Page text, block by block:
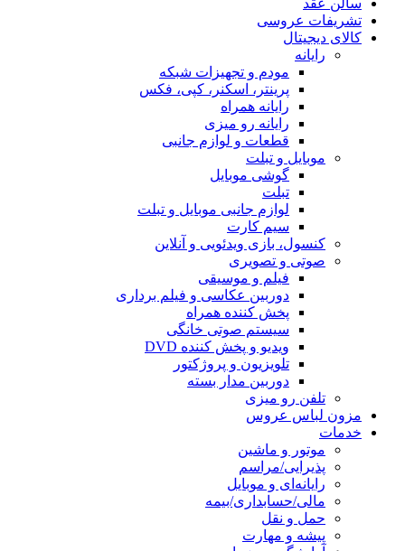
سالن عقد
تشریفات عروسی
کالای دیجیتال
رایانه
مودم و تجهیزات شبکه
پرینتر، اسکنر، کپی، فکس
رایانه همراه
رایانه رو میزی
قطعات و لوازم جانبی
موبایل و تبلت
گوشی موبایل
تبلت
لوازم جانبی موبایل و تبلت
سیم کارت
کنسول، بازی‌ ویدئویی و آنلاین
صوتی و تصویری
فیلم و موسیقی
دوربین عکاسی و فیلم برداری
پخش کننده همراه
سیستم صوتی خانگی
ویدیو و پخش کننده DVD
تلویزیون و پروژکتور
دوربین مدار بسته
تلفن رو میزی
مزون لباس عروس
خدمات
موتور و ماشین
پذیرایی/مراسم
رایانه‌ای و موبایل
مالی/حسابداری/بیمه
حمل و نقل
پیشه و مهارت